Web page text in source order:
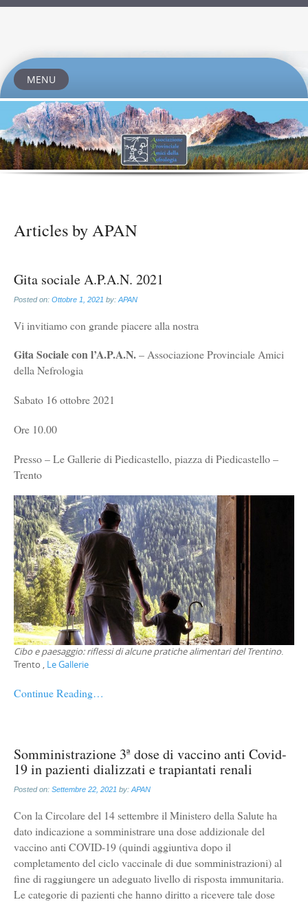
MENU
Skip
to
content
Articles byAPAN
Gita sociale A.P.A.N. 2021
Posted on: Ottobre 1, 2021 by: APAN
Vi invitiamo con grande piacere alla nostra
Gita Sociale con l’A.P.A.N.– Associazione Provinciale Amici
della Nefrologia
Sabato 16 ottobre 2021
Ore 10.00
Presso – Le Gallerie di Piedicastello, piazza di Piedicastello –
Trento
Cibo e paesaggio: riflessi di alcune pratiche alimentari del Trentino.
Trento , Le Gallerie
Continue Reading…
Somministrazione 3ª dose di vaccino anti Covid-
19 in pazienti dializzati e trapiantati renali
Posted on: Settembre 22, 2021 by: APAN
Con la Circolare del 14 settembre il Ministero della Salute ha
dato indicazione a somministrare una dose addizionale del
vaccino anti COVID-19 (quindi aggiuntiva dopo il
completamento del ciclo vaccinale di due somministrazioni) al
fine di raggiungere un adeguato livello di risposta immunitaria.
Le categorie di pazienti che hanno diritto a ricevere tale dose